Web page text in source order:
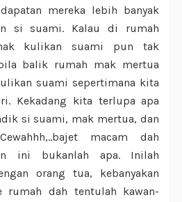
mereka lebih banyak
si suami. Kalau di rumah
kulikan suami pun tak
balik rumah mak mertua
suami sepertimana kita
Kekadang kita terlupa apa
si suami, mak mertua, dan
macam dah
ini bukanlah apa. Inilah
orang tua, kebanyakan
rumah dah tentulah kawan-